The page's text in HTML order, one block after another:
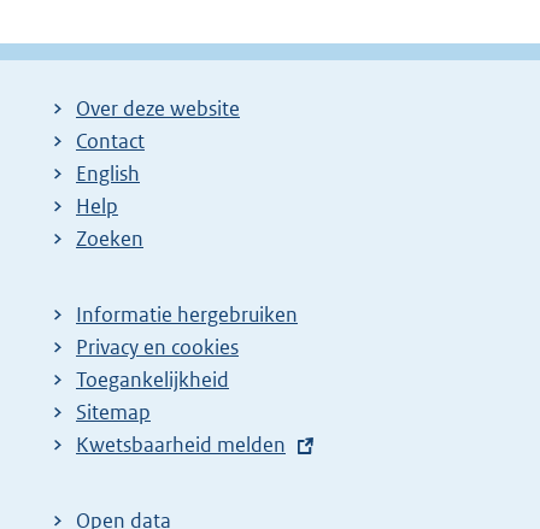
Over deze website
Contact
English
Help
Zoeken
Informatie hergebruiken
Privacy en cookies
Toegankelijkheid
Sitemap
E
t
Kwetsbaarheid melden
Open data